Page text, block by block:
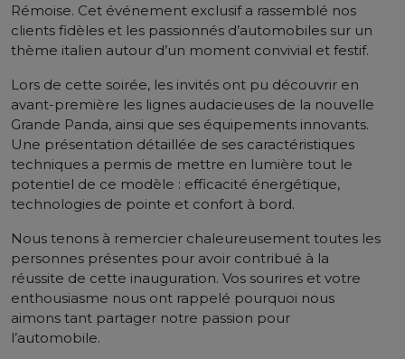
Rémoise. Cet événement exclusif a rassemblé nos
clients fidèles et les passionnés d’automobiles sur un
thème italien autour d’un moment convivial et festif.
Lors de cette soirée, les invités ont pu découvrir en
avant-première les lignes audacieuses de la nouvelle
Grande Panda, ainsi que ses équipements innovants.
Une présentation détaillée de ses caractéristiques
techniques a permis de mettre en lumière tout le
potentiel de ce modèle : efficacité énergétique,
technologies de pointe et confort à bord.
Nous tenons à remercier chaleureusement toutes les
personnes présentes pour avoir contribué à la
réussite de cette inauguration. Vos sourires et votre
enthousiasme nous ont rappelé pourquoi nous
aimons tant partager notre passion pour
l’automobile.